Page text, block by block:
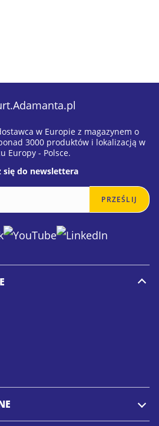
w Europie z magazynem o
3000 produktów i lokalizacją w
Europy - Polsce.
się do newslettera
PRZEŚLIJ